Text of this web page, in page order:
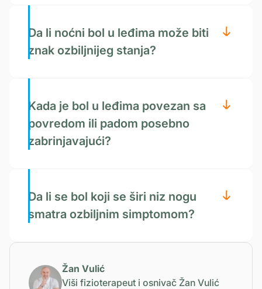
Da li noćni bol u leđima može biti
znak ozbiljnijeg stanja?
Kada je bol u leđima povezan sa
povredom ili padom posebno
zabrinjavajući?
Da li se bol koji se širi niz nogu
smatra ozbiljnim simptomom?
Žan Vulić
Viši fizioterapeut i osnivač Žan Vulić